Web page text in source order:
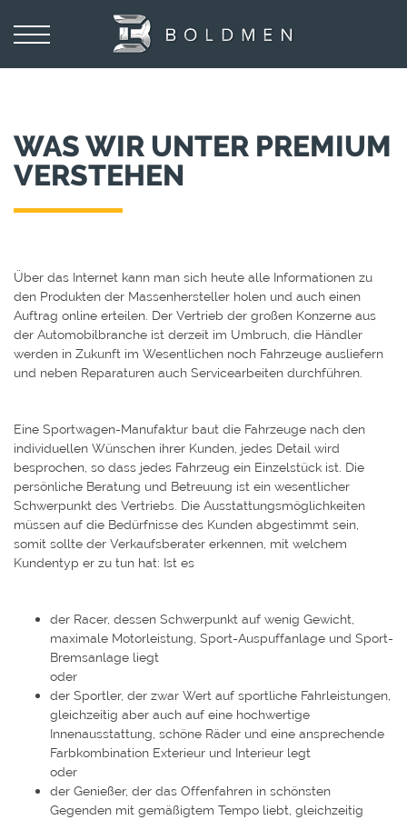
WAS WIR UNTER PREMIUM
VERSTEHEN
Über das Internet kann man sich heute alle Informationen zu
den Produkten der Massenhersteller holen und auch einen
Auftrag online erteilen. Der Vertrieb der großen Konzerne aus
der Automobilbranche ist derzeit im Umbruch, die Händler
werden in Zukunft im Wesentlichen noch Fahrzeuge ausliefern
und neben Reparaturen auch Servicearbeiten durchführen.
Eine Sportwagen-Manufaktur baut die Fahrzeuge nach den
individuellen Wünschen ihrer Kunden, jedes Detail wird
besprochen, so dass jedes Fahrzeug ein Einzelstück ist. Die
persönliche Beratung und Betreuung ist ein wesentlicher
Schwerpunkt des Vertriebs. Die Ausstattungsmöglichkeiten
müssen auf die Bedürfnisse des Kunden abgestimmt sein,
somit sollte der Verkaufsberater erkennen, mit welchem
Kundentyp er zu tun hat: Ist es
der Racer, dessen Schwerpunkt auf wenig Gewicht,
maximale Motorleistung, Sport-Auspuffanlage und Sport-
Bremsanlage liegt
oder
der Sportler, der zwar Wert auf sportliche Fahrleistungen,
gleichzeitig aber auch auf eine hochwertige
Innenausstattung, schöne Räder und eine ansprechende
Farbkombination Exterieur und Interieur legt
oder
der Genießer, der das Offenfahren in schönsten
Gegenden mit gemäßigtem Tempo liebt, gleichzeitig